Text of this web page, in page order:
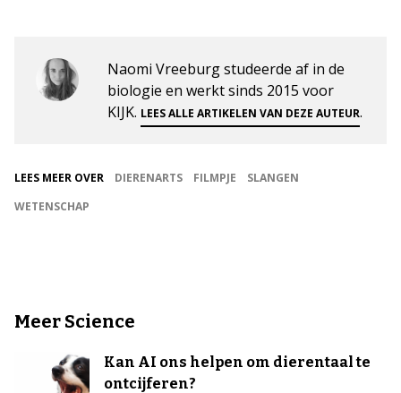
Naomi Vreeburg studeerde af in de
biologie en werkt sinds 2015 voor
KIJK. LEES ALLE ARTIKELEN VAN DEZE AUTEUR.
LEES MEER OVER DIERENARTS FILMPJE
SLANGEN
WETENSCHAP
Meer Science
Kan AI ons helpen om dierentaal te
ontcijferen?